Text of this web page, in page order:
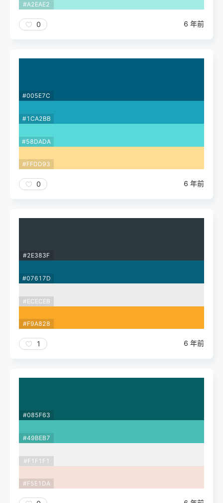
#A2EAE2
0 6 年前
#005E7C
#1CA2BB
#58DADA
#FFDD93
0 6 年前
#2E383F
#07617D
#ECECEB
#F9A828
1 6 年前
#085F63
#49BEB7
#F1F1F1
#F5E1DA